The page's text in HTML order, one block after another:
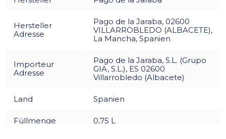
Hersteller
Adresse
Pago de la Jaraba, 02600
VILLARROBLEDO (ALBACETE),
La Mancha, Spanien
Importeur
Adresse
Pago de la Jaraba, S.L. (Grupo
GIA, S.L.), ES 02600
Villarrobledo (Albacete)
Land Spanien
Füllmenge 0,75 L